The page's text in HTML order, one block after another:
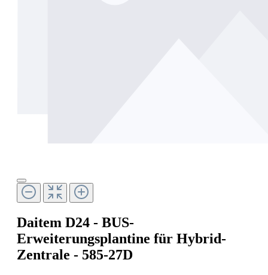
Daitem D24 - BUS-
Erweiterungsplantine für Hybrid-
Zentrale - 585-27D